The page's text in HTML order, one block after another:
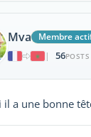
Mva
Membre
|
56POSTS
il a une bonne